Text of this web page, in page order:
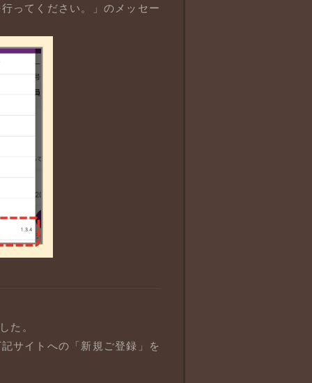
ってください。」のメッセー
た。
サイトへの「新規ご登録」を